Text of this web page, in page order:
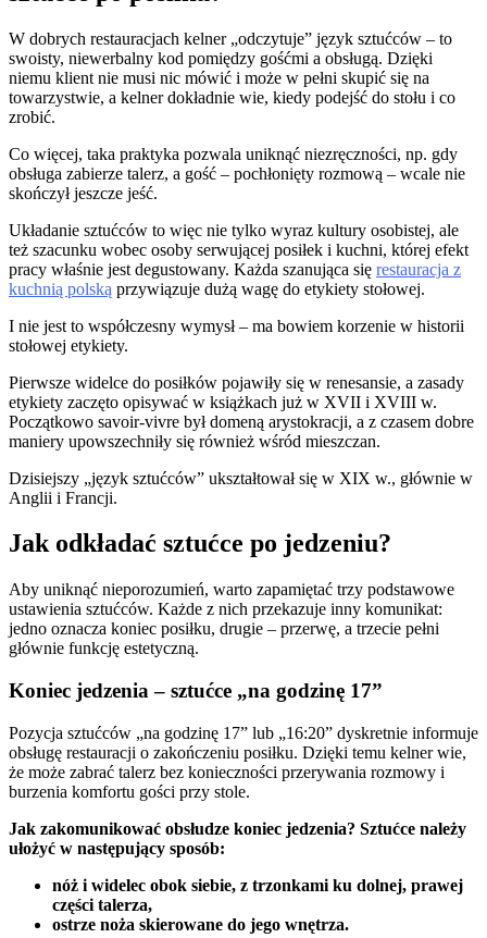
W dobrych restauracjach kelner „odczytuje” język sztućców – to
swoisty, niewerbalny kod pomiędzy gośćmi a obsługą. Dzięki
niemu klient nie musi nic mówić i może w pełni skupić się na
towarzystwie, a kelner dokładnie wie, kiedy podejść do stołu i co
zrobić.
Co więcej, taka praktyka pozwala uniknąć niezręczności, np. gdy
obsługa zabierze talerz, a gość – pochłonięty rozmową – wcale nie
skończył jeszcze jeść.
Układanie sztućców to więc nie tylko wyraz kultury osobistej, ale
też szacunku wobec osoby serwującej posiłek i kuchni, której efekt
pracy właśnie jest degustowany. Każda szanująca się restauracja z
kuchnią polską przywiązuje dużą wagę do etykiety stołowej.
I nie jest to współczesny wymysł – ma bowiem korzenie w historii
stołowej etykiety.
Pierwsze widelce do posiłków pojawiły się w renesansie, a zasady
etykiety zaczęto opisywać w książkach już w XVII i XVIII w.
Początkowo savoir-vivre był domeną arystokracji, a z czasem dobre
maniery upowszechniły się również wśród mieszczan.
Dzisiejszy „język sztućców” ukształtował się w XIX w., głównie w
Anglii i Francji.
Jak odkładać sztućce po jedzeniu?
Aby uniknąć nieporozumień, warto zapamiętać trzy podstawowe
ustawienia sztućców. Każde z nich przekazuje inny komunikat:
jedno oznacza koniec posiłku, drugie – przerwę, a trzecie pełni
głównie funkcję estetyczną.
Koniec jedzenia – sztućce „na godzinę 17”
Pozycja sztućców „na godzinę 17” lub „16:20” dyskretnie informuje
obsługę restauracji o zakończeniu posiłku. Dzięki temu kelner wie,
że może zabrać talerz bez konieczności przerywania rozmowy i
burzenia komfortu gości przy stole.
Jak zakomunikować obsłudze koniec jedzenia? Sztućce należy
ułożyć w następujący sposób:
nóż i widelec obok siebie, z trzonkami ku dolnej, prawej
części talerza,
ostrze noża skierowane do jego wnętrza.